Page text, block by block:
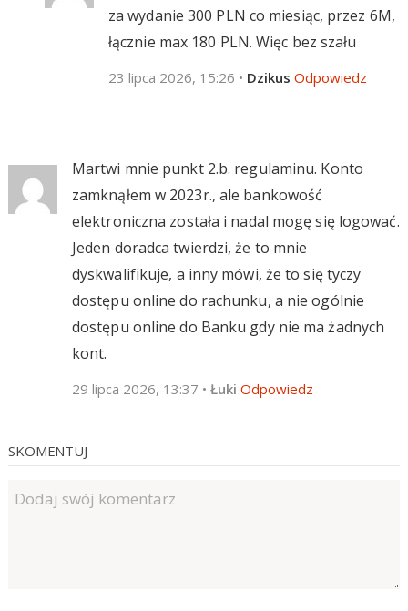
za wydanie 300 PLN co miesiąc, przez 6M,
łącznie max 180 PLN. Więc bez szału
23 lipca 2026, 15:26 • Dzikus Odpowiedz
Martwi mnie punkt 2.b. regulaminu. Konto
zamknąłem w 2023r., ale bankowość
elektroniczna została i nadal mogę się logować.
Jeden doradca twierdzi, że to mnie
dyskwalifikuje, a inny mówi, że to się tyczy
dostępu online do rachunku, a nie ogólnie
dostępu online do Banku gdy nie ma żadnych
kont.
29 lipca 2026, 13:37 • Łuki Odpowiedz
SKOMENTUJ